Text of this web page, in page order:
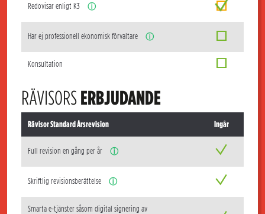
Redovisar enligt K3 ⓘ
Har ej professionell ekonomisk förvaltare ⓘ
Konsultation
RÄVISORSERBJUDANDE
Rävisor Standard Årsrevision Ingår
Full revision en gång per år ⓘ
Skriftlig revisionsberättelse ⓘ
Smarta e-tjänster såsom digital signering av